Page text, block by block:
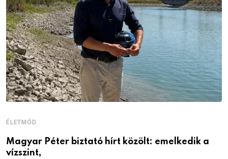
ÉLETMÓD
Magyar Péter biztató hírt közölt: emelkedik a
vízszint,